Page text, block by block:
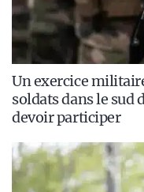
Un exercice
soldats dans le sud
devoir participer